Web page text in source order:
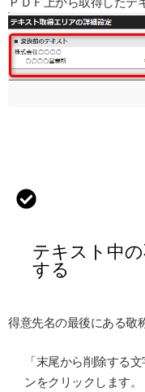
テキスト中
する
得意先名の最後にある敬
「末尾から削除する
ンをクリックします。